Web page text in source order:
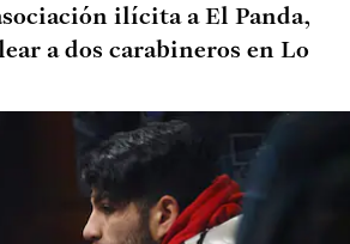
ilícita a El Panda,
a dos carabineros en Lo